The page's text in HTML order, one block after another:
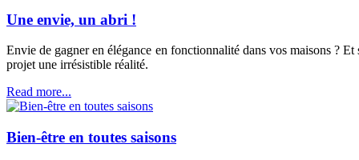
Une envie, un abri !
Envie de gagner en élégance en fonctionnalité dans vos maisons ?
projet une irrésistible réalité.
Read more...
Bien-être en toutes saisons